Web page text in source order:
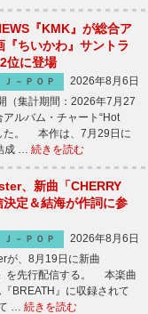
『KMK』が総合ア
ちいかわ』サントラ
位に登場
Ｊ－ＰＯＰ
2026年8月6日
（集計期間：2026年7月27
ルバム・チャート“Hot
た。 本作は、7月29日に
成 … 続きを読む
、新曲「CHERRY
定＆結海が作詞に参
Ｊ－ＰＯＰ
2026年8月6日
が、8月19日に新曲
を先行配信する。 本楽曲
BREATH』に収録されて
… 続きを読む